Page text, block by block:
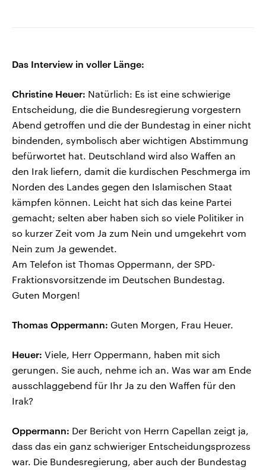
Das Interview in voller Länge:
Christine Heuer: Natürlich: Es ist eine schwierige
Entscheidung, die die Bundesregierung vorgestern
Abend getroffen und die der Bundestag in einer nicht
bindenden, symbolisch aber wichtigen Abstimmung
befürwortet hat. Deutschland wird also Waffen an
den Irak liefern, damit die kurdischen Peschmerga im
Norden des Landes gegen den Islamischen Staat
kämpfen können. Leicht hat sich das keine Partei
gemacht; selten aber haben sich so viele Politiker in
so kurzer Zeit vom Ja zum Nein und umgekehrt vom
Nein zum Ja gewendet.
Am Telefon ist Thomas Oppermann, der SPD-
Fraktionsvorsitzende im Deutschen Bundestag.
Guten Morgen!
Thomas Oppermann: Guten Morgen, Frau Heuer.
Heuer: Viele, Herr Oppermann, haben mit sich
gerungen. Sie auch, nehme ich an. Was war am Ende
ausschlaggebend für Ihr Ja zu den Waffen für den
Irak?
Oppermann: Der Bericht von Herrn Capellan zeigt ja,
dass das ein ganz schwieriger Entscheidungsprozess
war. Die Bundesregierung, aber auch der Bundestag